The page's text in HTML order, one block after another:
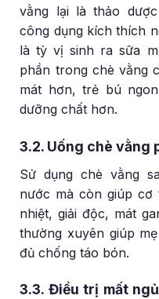
vằng lại là thảo
công dụng kích thích
là tỳ vị sinh ra sữa
phần trong chè vằng
mát hơn, trẻ bú
dưỡng chất hơn.
3.2. Uống chè vằng
Sử dụng chè vằng
nước mà còn giúp cơ
nhiệt, giải độc, mát
thường xuyên giúp
đủ chống táo bón.
3.3. Điều trị mất